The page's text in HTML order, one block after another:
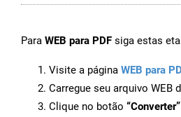
Para WEB para PDF siga estas
Visite a página WEB para
Carregue seu arquivo WEB
Clique no botão “Converter”